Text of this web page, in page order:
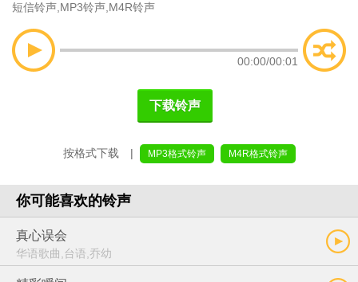
短信铃声 MP3铃声 M4R铃声
00:00/00:01
下载铃声
按格式下载 | MP3格式铃声 M4R格式铃声
你可能喜欢的铃声
真心误会
华语歌曲,台语,乔幼